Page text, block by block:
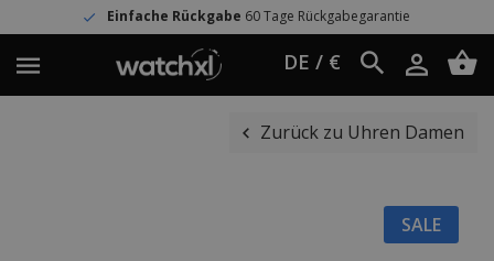
Einfache Rückgabe60 Tage Rückgabegarantie
DE / €
Zurück zu Uhren Damen
SALE